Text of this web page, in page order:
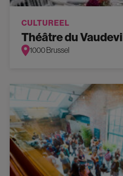
CULTUREEL
Théâtre du
1000 Brussel